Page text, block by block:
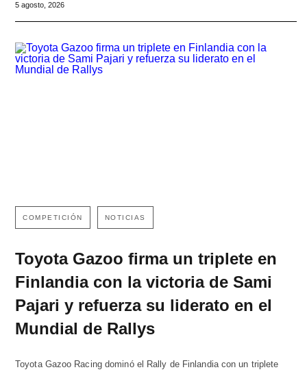
5 agosto, 2026
COMPETICIÓN NOTICIAS
Toyota Gazoo firma un triplete en
Finlandia con la victoria de Sami
Pajari y refuerza su liderato en el
Mundial de Rallys
Toyota Gazoo Racing dominó el Rally de Finlandia con un triplete